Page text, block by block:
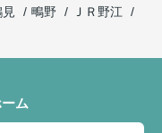
見 鴫野
ＪＲ野江
ム